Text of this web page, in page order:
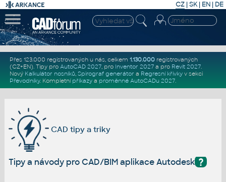
CZ | SK| EN | DE
Přes 123.000 registrovaných u nás, celkem 1.130.000registrovaných
(CZ+EN). Tipy pro AutoCAD 2027, pro Inventor 2027a pro Revit 2027.
Nový Kalkulátor nosníků, Spirograf generátor a Regresní křivkyv sekci
Převodníky. Kompletní příkazya proměnné AutoCADu 2027.
CAD tipy a triky
?
Tipy a návody pro CAD/BIM aplikace Autodesk